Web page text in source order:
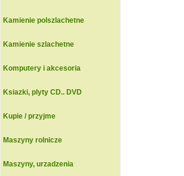
Kamienie polszlachetne
Kamienie szlachetne
Komputery i akcesoria
Ksiazki, plyty CD.. DVD
Kupie / przyjme
Maszyny rolnicze
Maszyny, urzadzenia